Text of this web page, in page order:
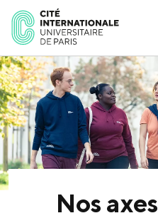
Nos axes